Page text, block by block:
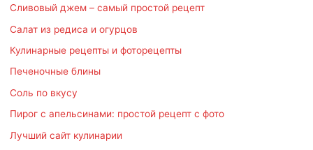
Сливовый джем – самый простой рецепт
Салат из редиса и огурцов
Кулинарные рецепты и фоторецепты
Печеночные блины
Соль по вкусу
Пирог с апельсинами: простой рецепт с фото
Лучший сайт кулинарии